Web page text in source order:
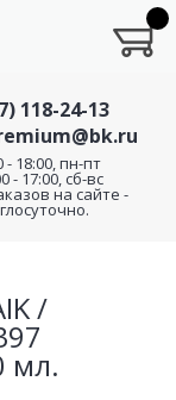
118-24-13
- 18:00, пн-пт
- 17:00, сб-вс
на сайте -
/
мл.